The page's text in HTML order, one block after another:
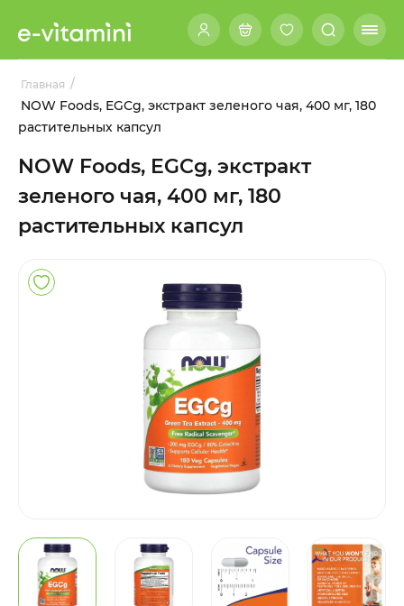
Главная /
NOW Foods, EGCg, экстракт зеленого чая, 400 мг, 180
растительных капсул
NOW Foods, EGCg, экстракт
зеленого чая, 400 мг, 180
растительных капсул